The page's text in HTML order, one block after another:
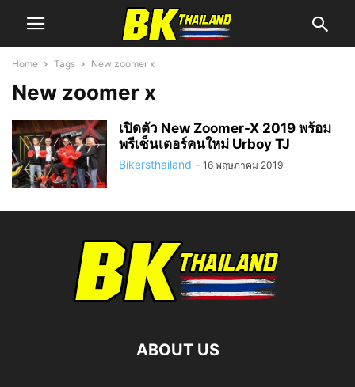
Home Tags New zoomer x
New zoomer x
เปิดตัว New Zoomer-X 2019 พร้อม
พรีเซ็นเตอร์คนใหม่ Urboy TJ
Bikersthailand - 16 พฤษภาคม 2019
ABOUT US